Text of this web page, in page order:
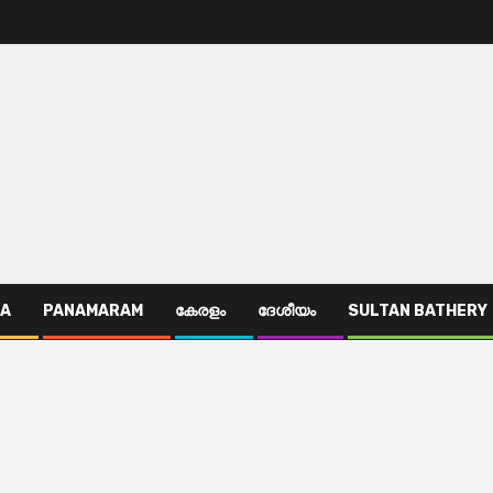
PANAMARAM കേരളം ദേശീയം SULTAN BATHERY